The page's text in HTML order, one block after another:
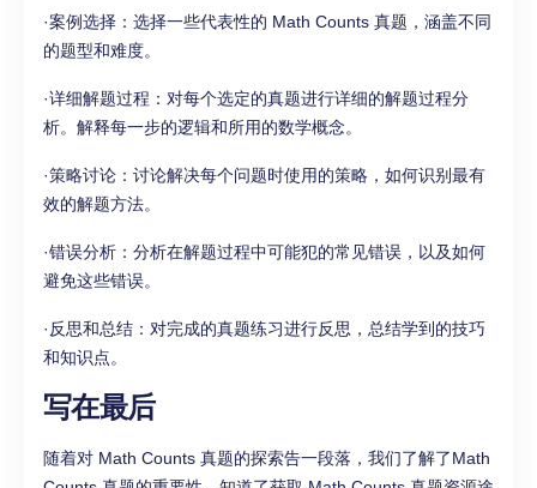
·案例选择：选择一些代表性的 Math Counts 真题，涵盖不同
的题型和难度。
·详细解题过程：对每个选定的真题进行详细的解题过程分
析。解释每一步的逻辑和所用的数学概念。
·策略讨论：讨论解决每个问题时使用的策略，如何识别最有
效的解题方法。
·错误分析：分析在解题过程中可能犯的常见错误，以及如何
避免这些错误。
·反思和总结：对完成的真题练习进行反思，总结学到的技巧
和知识点。
写在最后
随着对 Math Counts 真题的探索告一段落，我们了解了Math